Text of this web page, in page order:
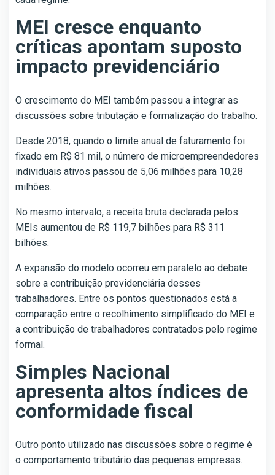
MEI cresce enquanto
críticas apontam suposto
impacto previdenciário
O crescimento do MEI também passou a integrar as
discussões sobre tributação e formalização do trabalho.
Desde 2018, quando o limite anual de faturamento foi
fixado em R$ 81 mil, o número de microempreendedores
individuais ativos passou de 5,06 milhões para 10,28
milhões.
No mesmo intervalo, a receita bruta declarada pelos
MEIs aumentou de R$ 119,7 bilhões para R$ 311
bilhões.
A expansão do modelo ocorreu em paralelo ao debate
sobre a contribuição previdenciária desses
trabalhadores. Entre os pontos questionados está a
comparação entre o recolhimento simplificado do MEI e
a contribuição de trabalhadores contratados pelo regime
formal.
Simples Nacional
apresenta altos índices de
conformidade fiscal
Outro ponto utilizado nas discussões sobre o regime é
o comportamento tributário das pequenas empresas.